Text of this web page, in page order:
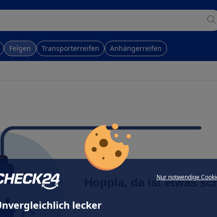
Nur notwendige
lecker
Felgen Transporterreifen Anhängerreifen
Hoppla, da ist etwas